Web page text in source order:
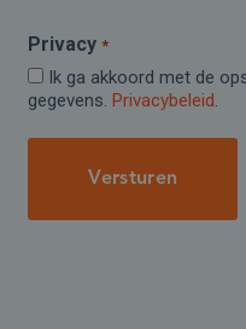
Privacy *
Ik ga akkoord met de
gegevens.Privacybeleid.